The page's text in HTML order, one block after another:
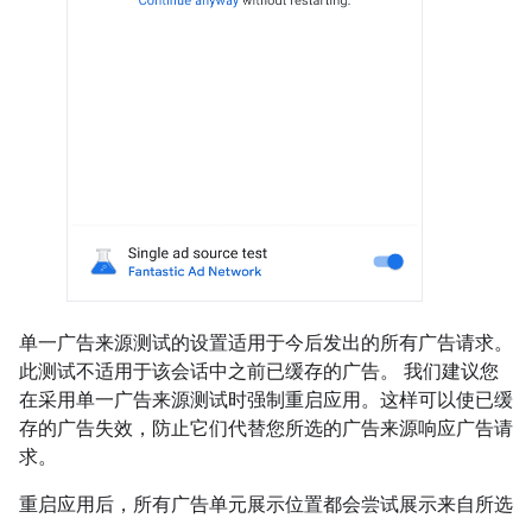
单一广告来源测试的设置适用于今后发出的所有广告请求。
此测试不适用于该会话中之前已缓存的广告。 我们建议您
在采用单一广告来源测试时强制重启应用。这样可以使已缓
存的广告失效，防止它们代替您所选的广告来源响应广告请
求。
重启应用后，所有广告单元展示位置都会尝试展示来自所选